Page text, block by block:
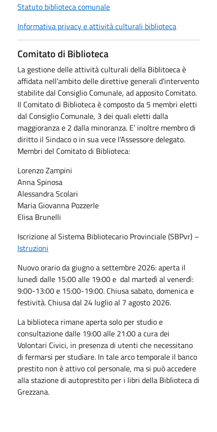
Statuto biblioteca comunale
Informativa privacy e attività culturali biblioteca
Comitato di Biblioteca
La gestione delle attività culturali della Biblitoeca è
affidata nell’ambito delle direttive generali d’intervento
stabilite dal Consiglio Comunale, ad apposito Comitato.
Il Comitato di Biblioteca è composto da 5 membri eletti
dal Consiglio Comunale, 3 dei quali eletti dalla
maggioranza e 2 dalla minoranza. E’ inoltre membro di
diritto il Sindaco o in sua vece l’Assessore delegato.
Membri del Comitato di Biblioteca:
Lorenzo Zampini
Anna Spinosa
Alessandra Scolari
Maria Giovanna Pozzerle
Elisa Brunelli
Iscrizione al Sistema Bibliotecario Provinciale (SBPvr) –
Istruzioni
Nuovo orario da giugno a settembre 2026: aperta il
lunedì dalle 15:00 alle 19:00 e dal martedì al venerdì:
9:00-13:00 e 15:00-19:00. Chiusa sabato, domenica e
festività. Chiusa dal 24 luglio al 7 agosto 2026.
La biblioteca rimane aperta solo per studio e
consultazione dalle 19:00 alle 21:00 a cura dei
Volontari Civici, in presenza di utenti che necessitano
di fermarsi per studiare. In tale arco temporale il banco
prestito non è attivo col personale, ma si può accedere
alla stazione di autoprestito per i libri della Biblioteca di
Grezzana.